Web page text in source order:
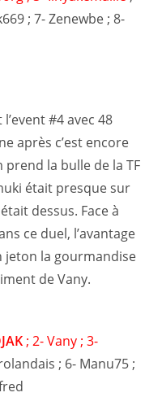
; 7- Zenewbe ; 8-
#4 avec 48
après c’est encore
la bulle de la TF
était presque sur
dessus. Face à
ce duel, l’avantage
jeton la gourmandise
de Vany.
; 2- Vany ; 3-
; 6- Manu75 ;